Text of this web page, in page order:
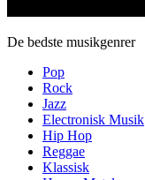
De bedste musikgenrer
Pop
Rock
Jazz
Electronisk Musik
Hip Hop
Reggae
Klassisk